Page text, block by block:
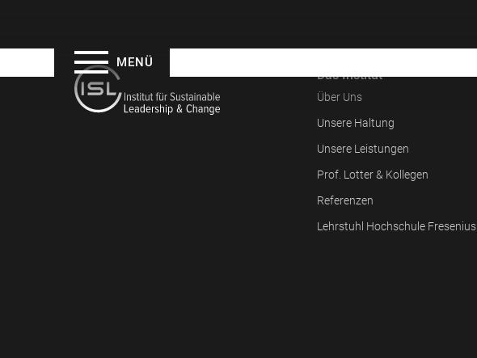
MENÜ
Das Institut
Über Uns
Unsere Haltung
Unsere Leistungen
Prof. Lotter & Kollegen
Referenzen
Lehrstuhl Hochschule Fresenius